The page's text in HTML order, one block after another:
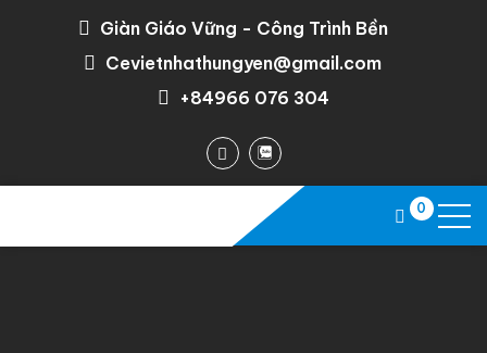
Giàn Giáo Vững - Công Trình Bền
Cevietnhathungyen@gmail.com
+84966 076 304
0